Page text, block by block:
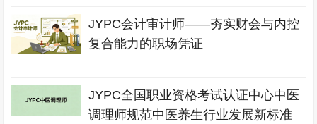
JYPC会计审计师——夯实财会与内控
复合能力的职场凭证
JYPC全国职业资格考试认证中心中医
调理师规范中医养生行业发展新标准